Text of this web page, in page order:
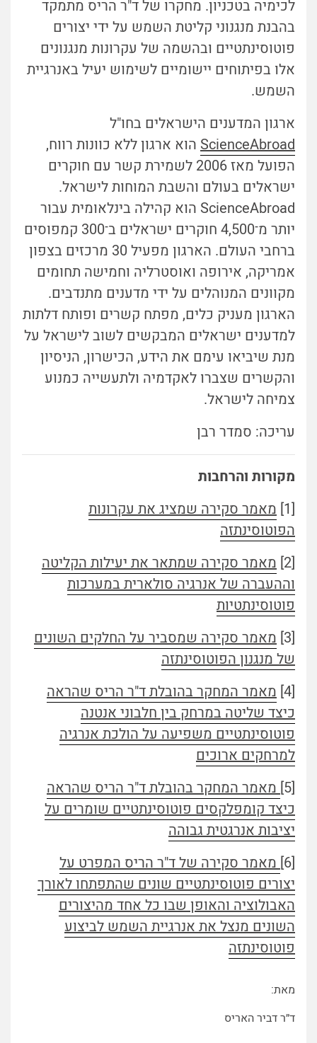
לכימיה בטכניון. מחקרו של ד"ר הריס מתמקד
בהבנת מנגנוני קליטת השמש על ידי יצורים
פוטוסינתטיים ובהשמה של עקרונות מנגנונים
אלו בפיתוחים יישומיים לשימוש יעיל באנרגיית
השמש.
ארגון המדענים הישראלים בחו"ל
ScienceAbroad הוא ארגון ללא כוונות רווח,
הפועל מאז 2006 לשמירת קשר עם חוקרים
ישראלים בעולם והשבת המוחות לישראל.
ScienceAbroad הוא קהילה בינלאומית עבור
יותר מ־4,500 חוקרים ישראלים ב־300 קמפוסים
ברחבי העולם. הארגון מפעיל 30 מרכזים בצפון
אמריקה, אירופה ואוסטרליה וחמישה תחומים
מקוונים המנוהלים על ידי מדענים מתנדבים.
הארגון מעניק כלים, מפתח קשרים ופותח דלתות
למדענים ישראלים המבקשים לשוב לישראל על
מנת שיביאו עימם את הידע, הכישרון, הניסיון
והקשרים שצברו לאקדמיה ולתעשייה כמנוע
צמיחה לישראל.
עריכה: סמדר רבן
מקורות והרחבות
[1]
מאמר סקירה שמציג את עקרונות
הפוטוסינתזה
[2]
מאמר סקירה שמתאר את יעילות הקליטה
וההעברה של אנרגיה סולארית במערכות
פוטוסינתטיות
[3]
מאמר סקירה שמסביר על החלקים השונים
של מנגנון הפוטוסינתזה
[4]
מאמר המחקר בהובלת ד"ר הריס שהראה
כיצד שליטה במרחק בין חלבוני אנטנה
פוטוסינתטיים משפיעה על הולכת אנרגיה
למרחקים ארוכים
[5]
מאמר המחקר בהובלת ד"ר הריס שהראה
כיצד קומפלקסים פוטוסינתטיים שומרים על
יציבות אנרגטית גבוהה
[6]
מאמר סקירה של ד"ר הריס המפרט על
יצורים פוטוסינתטיים שונים שהתפתחו לאורך
האבולוציה והאופן שבו כל אחד מהיצורים
השונים מנצל את אנרגיית השמש לביצוע
פוטוסינתזה
מאת:
ד״ר דביר האריס